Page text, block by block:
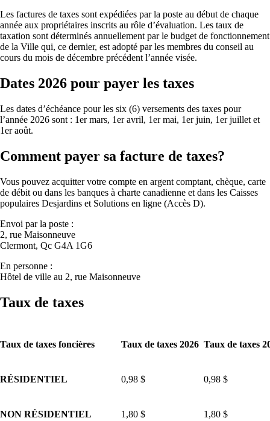
Les factures de taxes sont expédiées par la poste au début de chaque
année aux propriétaires inscrits au rôle d’évaluation. Les taux de
taxation sont déterminés annuellement par le budget de fonctionnement
de la Ville qui, ce dernier, est adopté par les membres du conseil au
cours du mois de décembre précédent l’année visée.
Dates 2026 pour payer les taxes
Les dates d’échéance pour les six (6) versements des taxes pour
l’année 2026 sont : 1er mars, 1er avril, 1er mai, 1er juin, 1er juillet et
1er août.
Comment payer sa facture de taxes?
Vous pouvez acquitter votre compte en argent comptant, chèque, carte
de débit ou dans les banques à charte canadienne et dans les Caisses
populaires Desjardins et Solutions en ligne (Accès D).
Envoi par la poste :
2, rue Maisonneuve
Clermont, Qc G4A 1G6
En personne :
Hôtel de ville au 2, rue Maisonneuve
Taux de taxes
Taux de taxes foncières Taux de taxes 2026 Taux de taxes
RÉSIDENTIEL 0,98 $ 0,98 $
NON RÉSIDENTIEL 1,80 $ 1,80 $